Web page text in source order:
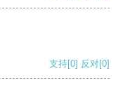
支持[0] 反对[0]